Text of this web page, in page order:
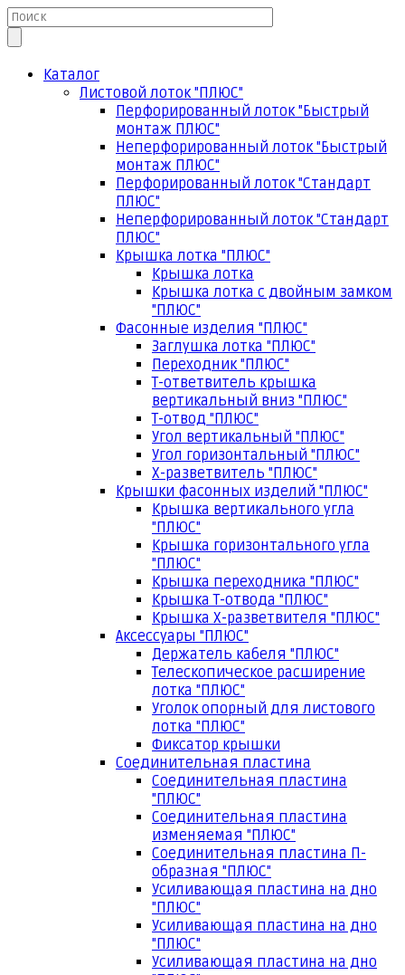
Каталог
Листовой лоток "ПЛЮС"
Перфорированный лоток "Быстрый
монтаж ПЛЮС"
Неперфорированный лоток "Быстрый
монтаж ПЛЮС"
Перфорированный лоток "Стандарт
ПЛЮС"
Неперфорированный лоток "Стандарт
ПЛЮС"
Крышка лотка "ПЛЮС"
Крышка лотка
Крышка лотка с двойным замком
"ПЛЮС"
Фасонные изделия "ПЛЮС"
Заглушка лотка "ПЛЮС"
Переходник "ПЛЮС"
Т-ответвитель крышка
вертикальный вниз "ПЛЮС"
Т-отвод "ПЛЮС"
Угол вертикальный "ПЛЮС"
Угол горизонтальный "ПЛЮС"
Х-разветвитель "ПЛЮС"
Крышки фасонных изделий "ПЛЮС"
Крышка вертикального угла
"ПЛЮС"
Крышка горизонтального угла
"ПЛЮС"
Крышка переходника "ПЛЮС"
Крышка Т-отвода "ПЛЮС"
Крышка Х-разветвителя "ПЛЮС"
Аксессуары "ПЛЮС"
Держатель кабеля "ПЛЮС"
Телескопическое расширение
лотка "ПЛЮС"
Уголок опорный для листового
лотка "ПЛЮС"
Фиксатор крышки
Соединительная пластина
Соединительная пластина
"ПЛЮС"
Соединительная пластина
изменяемая "ПЛЮС"
Соединительная пластина П-
образная "ПЛЮС"
Усиливающая пластина на дно
"ПЛЮС"
Усиливающая пластина на дно
"ПЛЮС"
Усиливающая пластина на дно